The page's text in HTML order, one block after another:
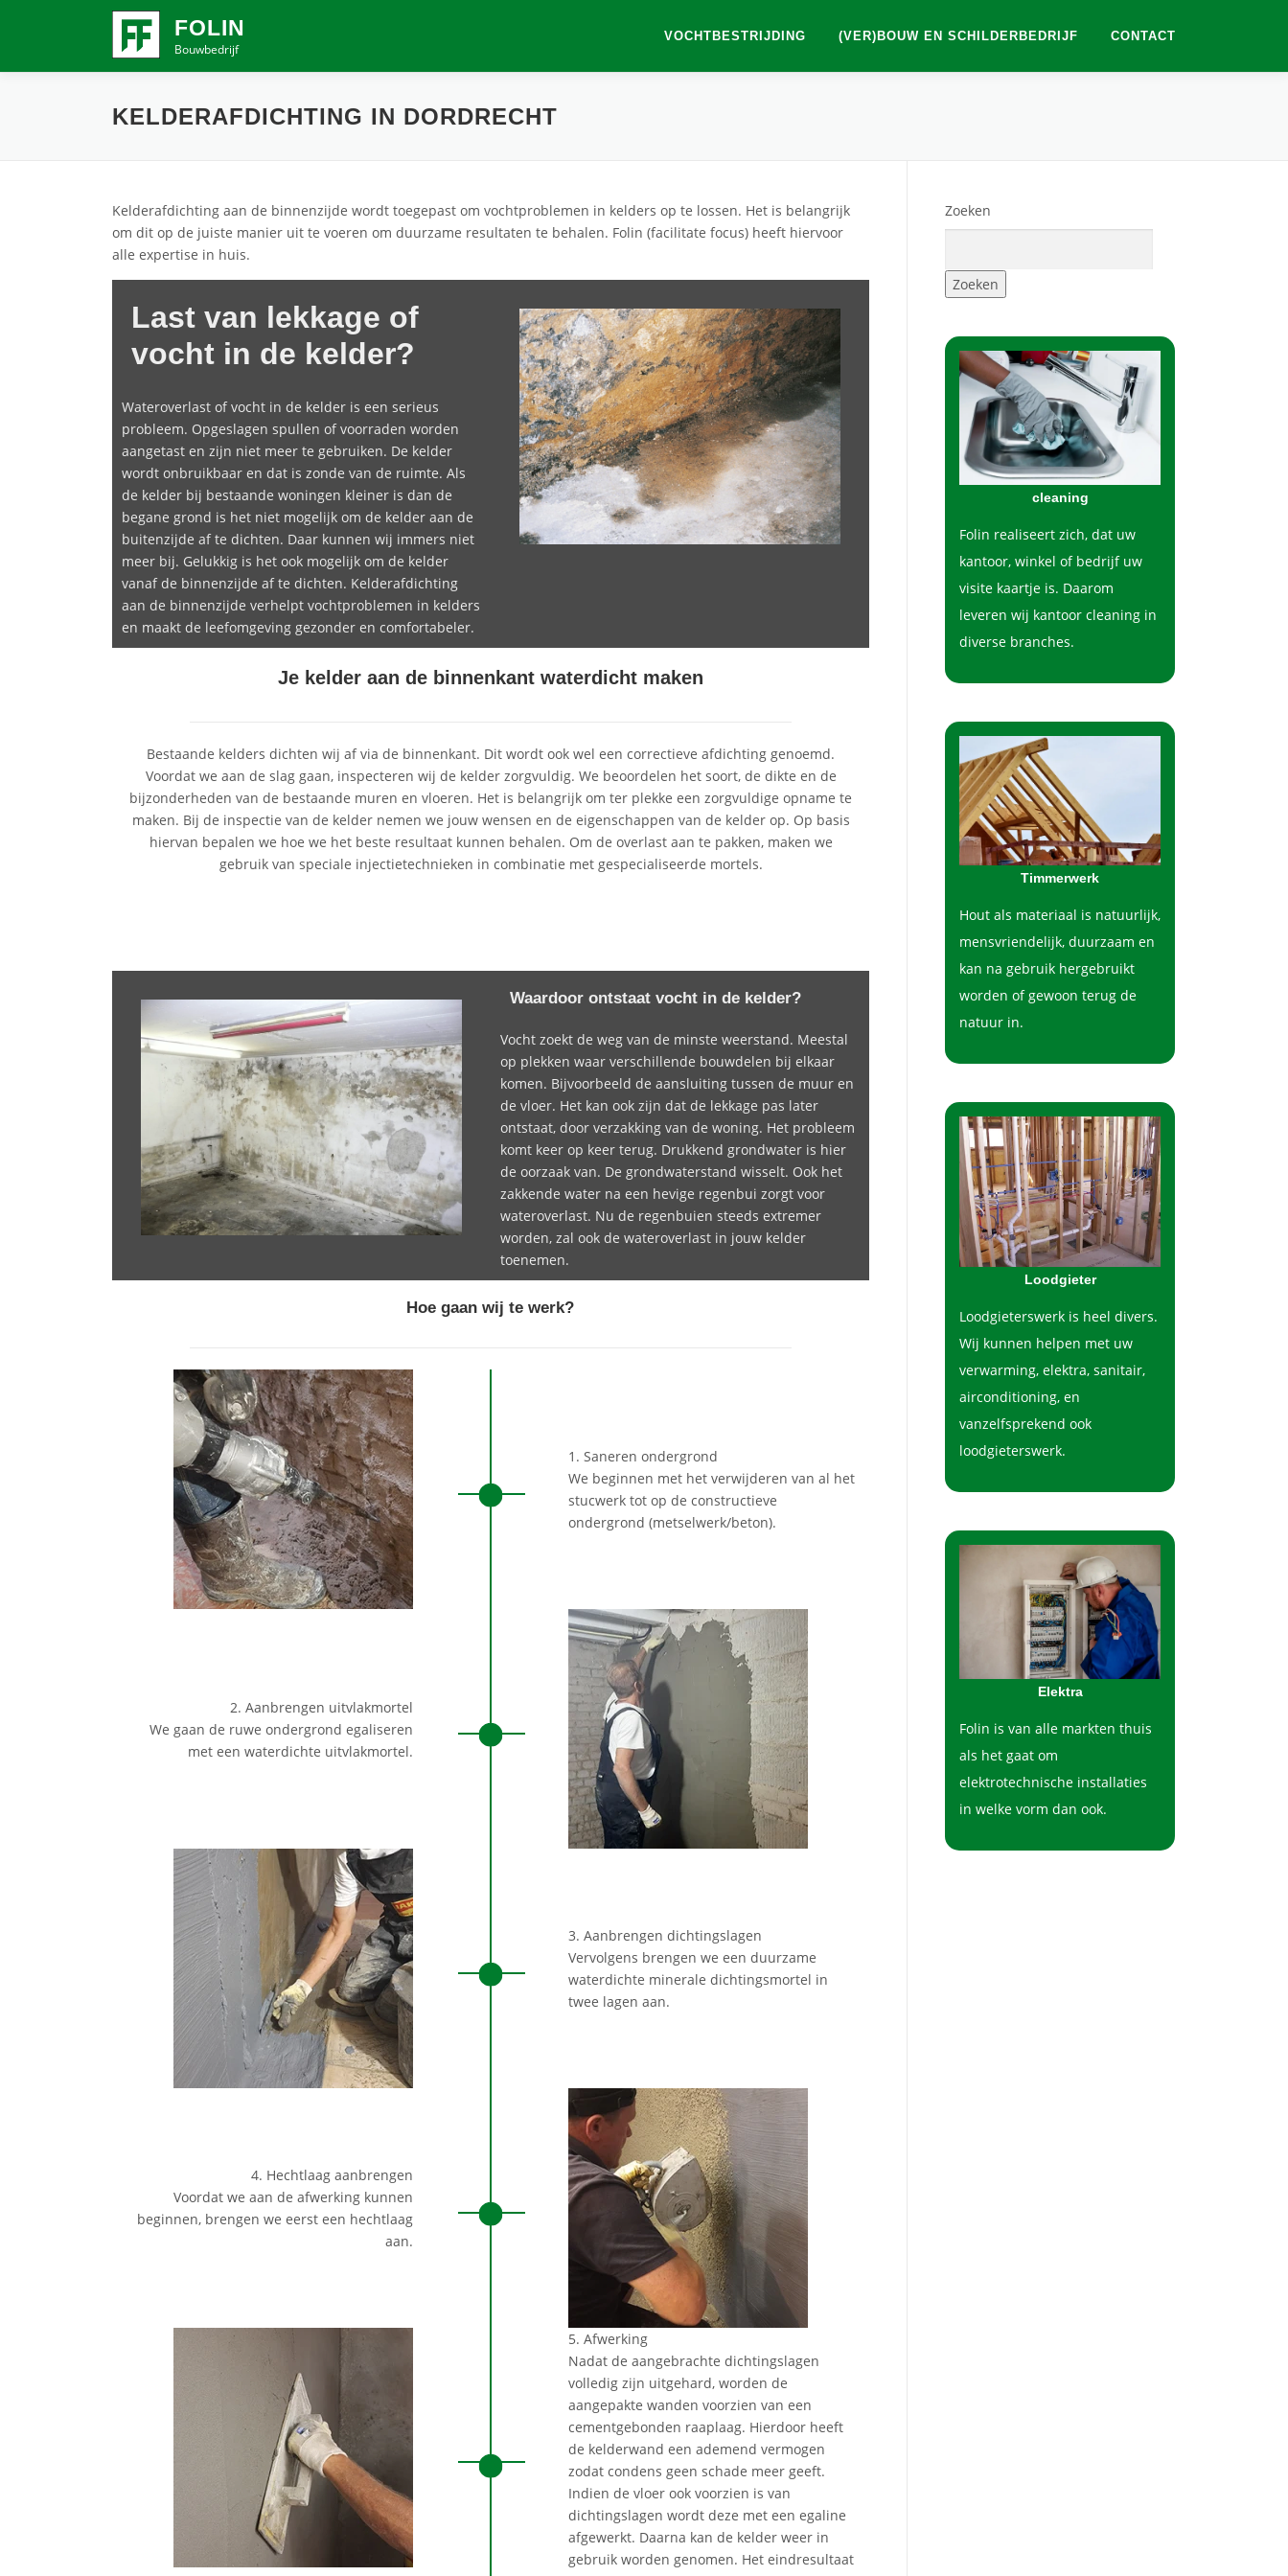
inhoud
FOLIN
Bouwbedrijf
VOCHTBESTRIJDING (VER)BOUW EN SCHILDERBEDRIJF CONTACT
KELDERAFDICHTING IN DORDRECHT
Kelderafdichting aan de binnenzijde wordt toegepast om vochtproblemen in kelders op te lossen. Het is belangrijk
om dit op de juiste manier uit te voeren om duurzame resultaten te behalen. Folin (facilitate focus) heeft hiervoor
alle expertise in huis.
Last van lekkage of
vocht in de kelder?
Wateroverlast of vocht in de kelder is een serieus
probleem. Opgeslagen spullen of voorraden worden
aangetast en zijn niet meer te gebruiken. De kelder
wordt onbruikbaar en dat is zonde van de ruimte. Als
de kelder bij bestaande woningen kleiner is dan de
begane grond is het niet mogelijk om de kelder aan de
buitenzijde af te dichten. Daar kunnen wij immers niet
meer bij. Gelukkig is het ook mogelijk om de kelder
vanaf de binnenzijde af te dichten. Kelderafdichting
aan de binnenzijde verhelpt vochtproblemen in kelders
en maakt de leefomgeving gezonder en comfortabeler.
Je kelder aan de binnenkant waterdicht maken
Bestaande kelders dichten wij af via de binnenkant. Dit wordt ook wel een correctieve afdichting genoemd.
Voordat we aan de slag gaan, inspecteren wij de kelder zorgvuldig. We beoordelen het soort, de dikte en de
bijzonderheden van de bestaande muren en vloeren. Het is belangrijk om ter plekke een zorgvuldige opname te
maken. Bij de inspectie van de kelder nemen we jouw wensen en de eigenschappen van de kelder op. Op basis
hiervan bepalen we hoe we het beste resultaat kunnen behalen. Om de overlast aan te pakken, maken we
gebruik van speciale injectietechnieken in combinatie met gespecialiseerde mortels.
Waardoor ontstaat vocht in de kelder?
Vocht zoekt de weg van de minste weerstand. Meestal
op plekken waar verschillende bouwdelen bij elkaar
komen. Bijvoorbeeld de aansluiting tussen de muur en
de vloer. Het kan ook zijn dat de lekkage pas later
ontstaat, door verzakking van de woning. Het probleem
komt keer op keer terug. Drukkend grondwater is hier
de oorzaak van. De grondwaterstand wisselt. Ook het
zakkende water na een hevige regenbui zorgt voor
wateroverlast. Nu de regenbuien steeds extremer
worden, zal ook de wateroverlast in jouw kelder
toenemen.
Hoe gaan wij te werk?
1. Saneren ondergrond
We beginnen met het verwijderen van al het
stucwerk tot op de constructieve
ondergrond (metselwerk/beton).
2. Aanbrengen uitvlakmortel
We gaan de ruwe ondergrond egaliseren
met een waterdichte uitvlakmortel.
3. Aanbrengen dichtingslagen
Vervolgens brengen we een duurzame
waterdichte minerale dichtingsmortel in
twee lagen aan.
4. Hechtlaag aanbrengen
Voordat we aan de afwerking kunnen
beginnen, brengen we eerst een hechtlaag
aan.
5. Afwerking
Nadat de aangebrachte dichtingslagen
volledig zijn uitgehard, worden de
aangepakte wanden voorzien van een
cementgebonden raaplaag. Hierdoor heeft
de kelderwand een ademend vermogen
zodat condens geen schade meer geeft.
Indien de vloer ook voorzien is van
dichtingslagen wordt deze met een egaline
afgewerkt. Daarna kan de kelder weer in
gebruik worden genomen. Het eindresultaat
Zoeken
Zoeken
cleaning
Folin realiseert zich, dat uw
kantoor, winkel of bedrijf uw
visite kaartje is. Daarom
leveren wij kantoor cleaning in
diverse branches.
Timmerwerk
Hout als materiaal is natuurlijk,
mensvriendelijk, duurzaam en
kan na gebruik hergebruikt
worden of gewoon terug de
natuur in.
Loodgieter
Loodgieterswerk is heel divers.
Wij kunnen helpen met uw
verwarming, elektra, sanitair,
airconditioning, en
vanzelfsprekend ook
loodgieterswerk.
Elektra
Folin is van alle markten thuis
als het gaat om
elektrotechnische installaties
in welke vorm dan ook.